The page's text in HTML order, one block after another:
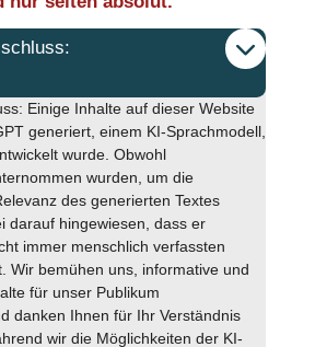
Einige Inhalte auf dieser Website
generiert, einem KI-Sprachmodell,
wurde. Obwohl
wurden, um die
des generierten Textes
darauf hingewiesen, dass er
immer menschlich verfassten
Wir bemühen uns, informative und
für unser Publikum
danken Ihnen für Ihr Verständnis
wir die Möglichkeiten der KI-